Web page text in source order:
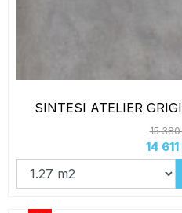
SINTESI ATELIER
15 380
14